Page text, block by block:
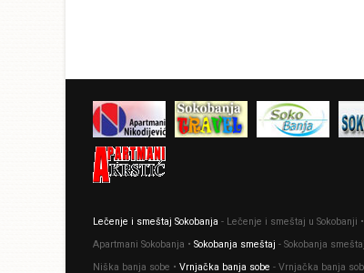
Lečenje i smeštaj Sokobanja - Lečenje i smeštaj u Sokobanji •
Apartmani Sokobanja • Sokobanja smeštaj - Sokobanja
Niška banja sobe • Vrnjačka banja sobe - Vrnjačka banja